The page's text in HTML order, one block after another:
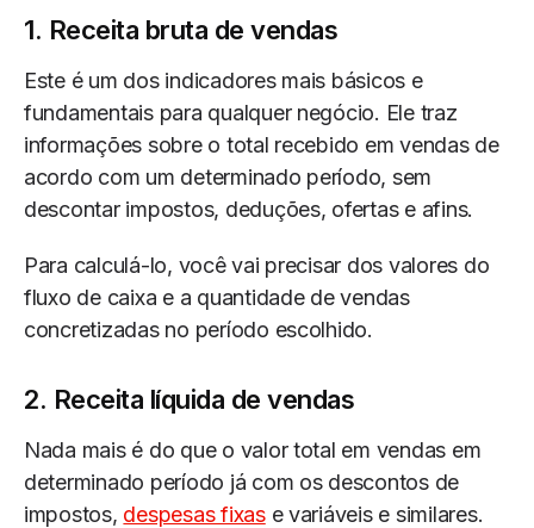
1. Receita bruta de vendas
Este é um dos indicadores mais básicos e
fundamentais para qualquer negócio. Ele traz
informações sobre o total recebido em vendas de
acordo com um determinado período, sem
descontar impostos, deduções, ofertas e afins.
Para calculá-lo, você vai precisar dos valores do
fluxo de caixa e a quantidade de vendas
concretizadas no período escolhido.
2. Receita líquida de vendas
Nada mais é do que o valor total em vendas em
determinado período já com os descontos de
impostos, despesas fixase variáveis e similares.